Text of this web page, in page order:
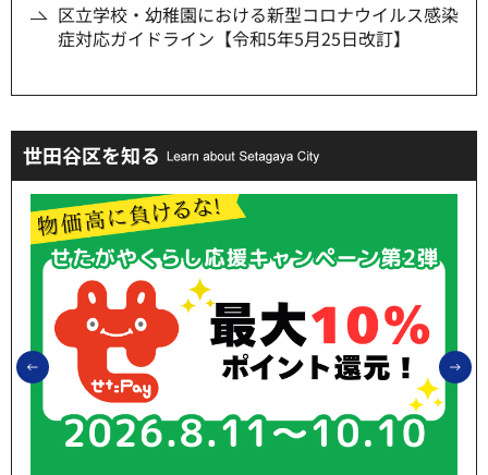
区立学校・幼稚園における新型コロナウイルス感染
症対応ガイドライン【令和5年5月25日改訂】
世田谷区を知る
前のスライドを表示